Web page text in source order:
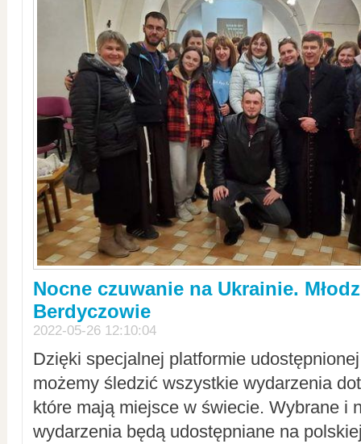
Nocne czuwanie na Ukrainie.
Berdyczowie
2022-05-26 12:10:04
Dzięki specjalnej platformie
możemy śledzić wszystkie wydarzenia
które mają miejsce w świecie. Wybrane i
wydarzenia będą udostępniane na